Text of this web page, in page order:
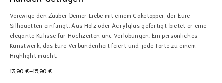
Verewige den Zauber Deiner Liebe mit einem Caketopper, der Eure
Silhouetten einfängt. Aus Holz oder Acrylglas gefertigt, bietet er eine
elegante Kulisse für Hochzeiten und Verlobungen. Ein persönliches
Kunstwerk, das Eure Verbundenheit feiert und jede Torte zu einem
Highlight macht.
13,90 €–15,90 €